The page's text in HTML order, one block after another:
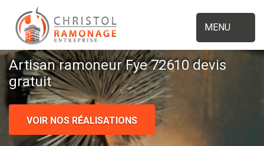
MENU
Artisan ramoneur Fye 72610 devis
gratuit
VOIR NOS RÉALISATIONS